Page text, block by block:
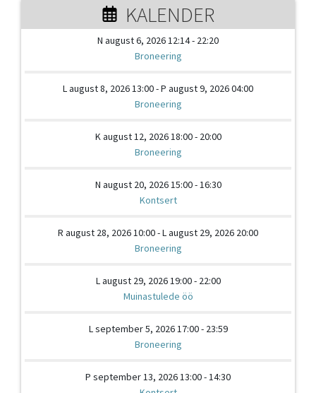
KALENDER
N august 6, 2026 12:14 - 22:20
Broneering
L august 8, 2026 13:00 - P august 9, 2026 04:00
Broneering
K august 12, 2026 18:00 - 20:00
Broneering
N august 20, 2026 15:00 - 16:30
Kontsert
R august 28, 2026 10:00 - L august 29, 2026 20:00
Broneering
L august 29, 2026 19:00 - 22:00
Muinastulede öö
L september 5, 2026 17:00 - 23:59
Broneering
P september 13, 2026 13:00 - 14:30